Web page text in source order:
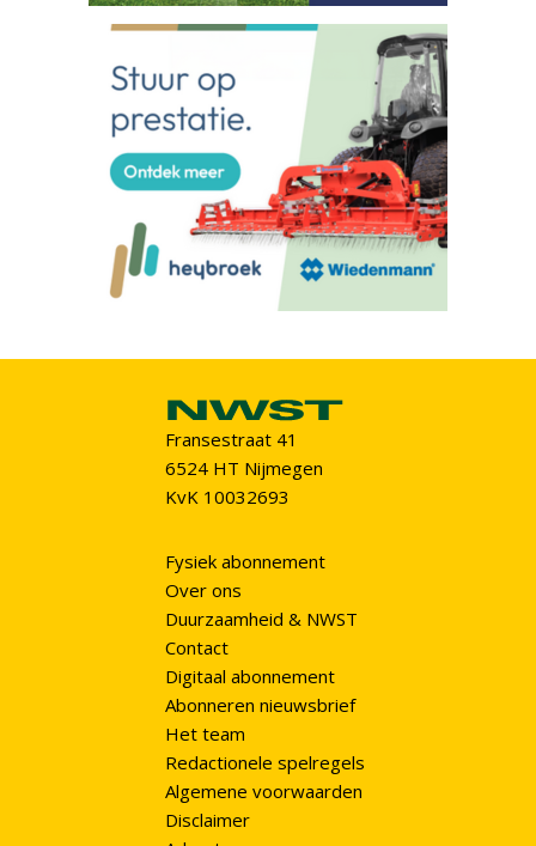
Fransestraat 41
6524 HT Nijmegen
KvK 10032693
Fysiek abonnement
Over ons
Duurzaamheid & NWST
Contact
Digitaal abonnement
Abonneren nieuwsbrief
Het team
Redactionele spelregels
Algemene voorwaarden
Disclaimer